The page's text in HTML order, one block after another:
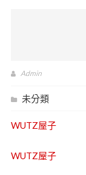
Admin
未分類
WUTZ屋子
WUTZ屋子